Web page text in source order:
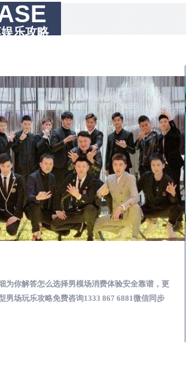
乐攻略
为你解答怎么选择男模场消费体验安全靠谱，更
男场玩乐攻略免费咨询1333 867 6881微信同步